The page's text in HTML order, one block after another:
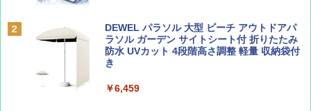
ディズニーファン ２０２６年 ９月号 [雑
誌] (ＤＩＳＮＥＹ ＦＡＮ)
￥713
D40 地球の歩き方 チェンマイ タイ北部の魅
力的な町 2026～2027 地球の歩き方D アジア
￥2,079
PYKES PEAK (パイクスピーク) 着替えテン
ト プライバシー テント 【中が透けない】 1
ーチ ピクニック ポップアップテント 携帯 簡
DEWEL パラソル 大型 ビーチ アウトドアパ
ラソル ガーデン サイトシート付 折りたたみ
防水 UVカット 4段階高さ調整 軽量 収納袋付
き
￥6,459